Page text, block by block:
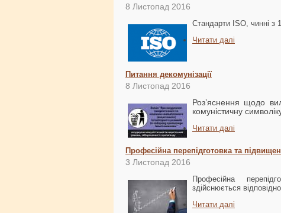
8 Листопад 2016
Стандарти ISO, чинні з
Читати далі
Питання декомунізації
8 Листопад 2016
Роз’яснення щодо
комуністичну
Читати далі
Професійна перепідготовка та
3 Листопад 2016
Професійна
здійснюється
Читати далі